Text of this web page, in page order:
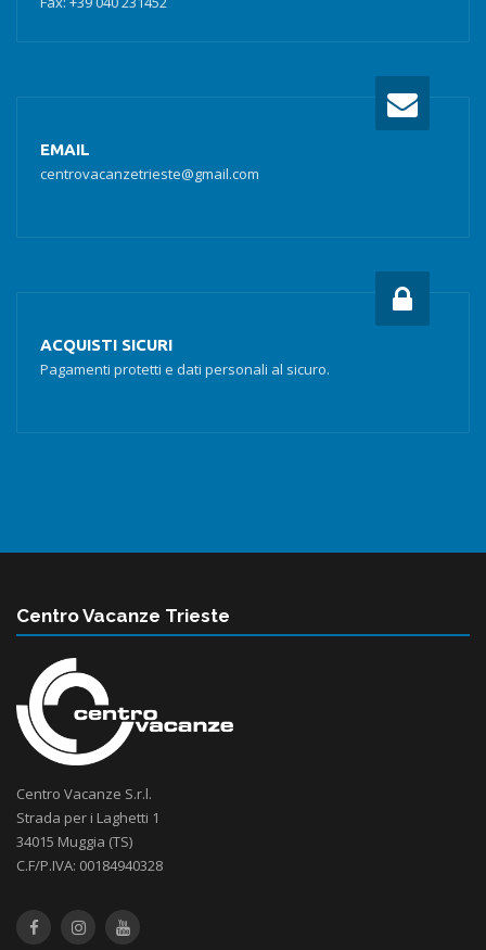
EMAIL
centrovacanzetrieste@gmail.com
ACQUISTI SICURI
Pagamenti protetti e dati personali al sicuro.
Centro Vacanze Trieste
Centro Vacanze S.r.l.
Strada per i Laghetti 1
34015 Muggia (TS)
C.F/P.IVA: 00184940328